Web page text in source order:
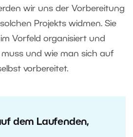
wir uns der Vorbereitung
Projekts widmen. Sie
Vorfeld organisiert und
und wie man sich auf
vorbereitet.
dem Laufenden,